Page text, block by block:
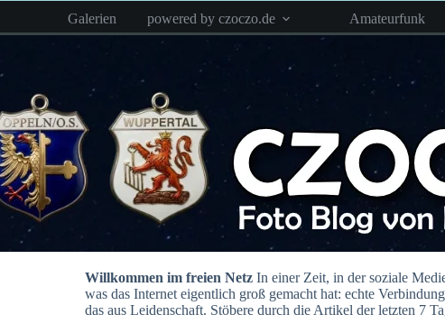
springen
Galerien powered by czoczo.de Amateurfunk
Willkommen im freien NetzIn einer Zeit, in der soziale
was das Internet eigentlich groß gemacht hat: echte
das aus Leidenschaft. Stöbere durch die Artikel der letzten 7